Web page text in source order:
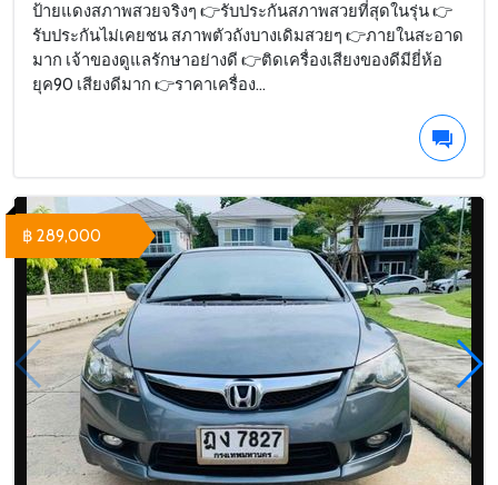
ป้ายแดงสภาพสวยจริงๆ 👉รับประกันสภาพสวยที่สุดในรุ่น 👉
รับประกันไม่เคยชน สภาพตัวถังบางเดิมสวยๆ 👉ภายในสะอาด
มาก เจ้าของดูแลรักษาอย่างดี 👉ติดเครื่องเสียงของดีมียี่ห้อ
ยุค90 เสียงดีมาก 👉ราคาเครื่อง...
฿ 289,000